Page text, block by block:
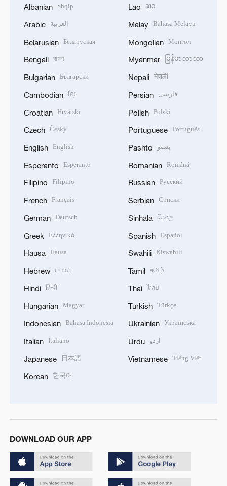
Albanian Shqip
Arabic العربية
Belarusian Беларуская
Bengali বাংলা
Bulgarian Български
Cambodian ខ្មែរ
Croatian Hrvatski
Czech Český
English English
Esperanto Esperanto
Filipino Filipino
French Français
German Deutsch
Greek Ελληνικά
Hausa Hausa
Hebrew עברית
Hindi हिन्दी
Hungarian Magyar
Indonesian Bahasa Indonesia
Italian Italiano
Japanese 日本語
Korean 한국어
Lao ລາວ
Malay Bahasa Melayu
Mongolian Монгол
Myanmar မြန်မာဘာသာ
Nepali नेपाली
Persian فارسی
Polish Polski
Portuguese Português
Pashto پښتو
Romanian Română
Russian Русский
Serbian Српски
Sinhala සිංහල
Spanish Español
Swahili Kiswahili
Tamil தமிழ்
Thai ไทย
Turkish Türkçe
Ukrainian Українська
Urdu اردو
Vietnamese Tiếng Việt
DOWNLOAD OUR APP